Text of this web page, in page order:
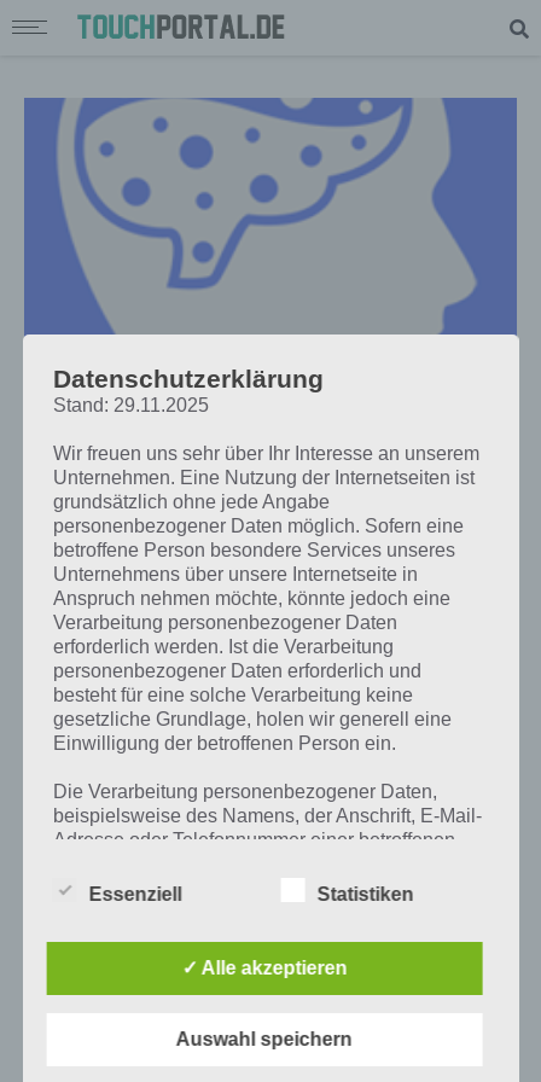
APPS
IQ TEST APP KOSTENLOS FÜR
ANDROID, IPHONE UND IPAD
PAUL STELZER-01. SEPTEMBER 2015
[caption id="attachment_22533" align="alignright"
width="150"] Der IQ Test von Touchportal
Games[/caption] Mit der neuen IQ Test App für
Android, iPhone und iPad kannst du innerhalb von 30
Minuten…
Datenschutzerklärung
Stand: 29.11.2025
Wir freuen uns sehr über Ihr Interesse an unserem
Unternehmen. Eine Nutzung der Internetseiten ist
grundsätzlich ohne jede Angabe
personenbezogener Daten möglich. Sofern eine
betroffene Person besondere Services unseres
Unternehmens über unsere Internetseite in
Anspruch nehmen möchte, könnte jedoch eine
Verarbeitung personenbezogener Daten
erforderlich werden. Ist die Verarbeitung
personenbezogener Daten erforderlich und
besteht für eine solche Verarbeitung keine
gesetzliche Grundlage, holen wir generell eine
Einwilligung der betroffenen Person ein.
Die Verarbeitung personenbezogener Daten,
beispielsweise des Namens, der Anschrift, E-Mail-
Adresse oder Telefonnummer einer betroffenen
Datenschutz-Grundverordnung und in
Mittels dieser Datenschutzerklärung möchte unser
Unternehmen die Öffentlichkeit über Art, Umfang
verarbeiteten personenbezogenen Daten
Essenziell Statistiken
✓ Alle akzeptieren
Auswahl speichern